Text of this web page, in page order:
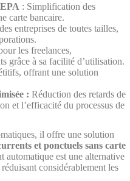
: Simplification des
carte bancaire.
entreprises de toutes tailles,
les freelances,
grâce à sa facilité d’utilisation.
offrant une solution
: Réduction des retards de
et l’efficacité du processus de
il offre une solution
et ponctuels sans carte
automatique est une alternative
considérablement les